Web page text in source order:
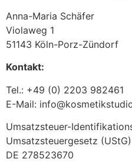
Anna-Maria Schäfer
Violaweg 1
51143 Köln-Porz-Zündorf
Kontakt:
Tel.: +49 (0) 2203 982461
E-Mail:
Umsatzsteuer-
Umsatzsteuergesetz
DE 278523670